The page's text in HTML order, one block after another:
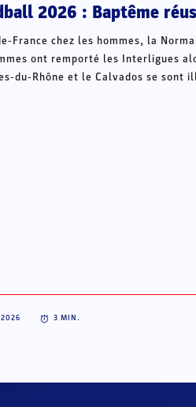
2026 : Baptême
France chez les hommes, la
ont remporté les Interligues
du-Rhône et le Calvados se sont
3 MIN.